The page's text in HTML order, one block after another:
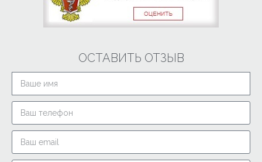
ОСТАВИТЬ ОТЗЫВ